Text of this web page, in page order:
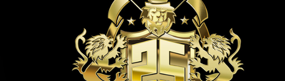
MEDIA
CREDIT CARD
PROJECT